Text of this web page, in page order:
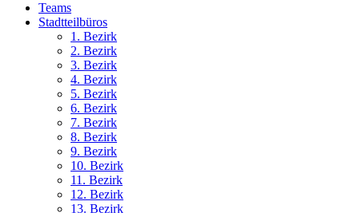
Teams
Stadtteilbüros
1. Bezirk
2. Bezirk
3. Bezirk
4. Bezirk
5. Bezirk
6. Bezirk
7. Bezirk
8. Bezirk
9. Bezirk
10. Bezirk
11. Bezirk
12. Bezirk
13. Bezirk